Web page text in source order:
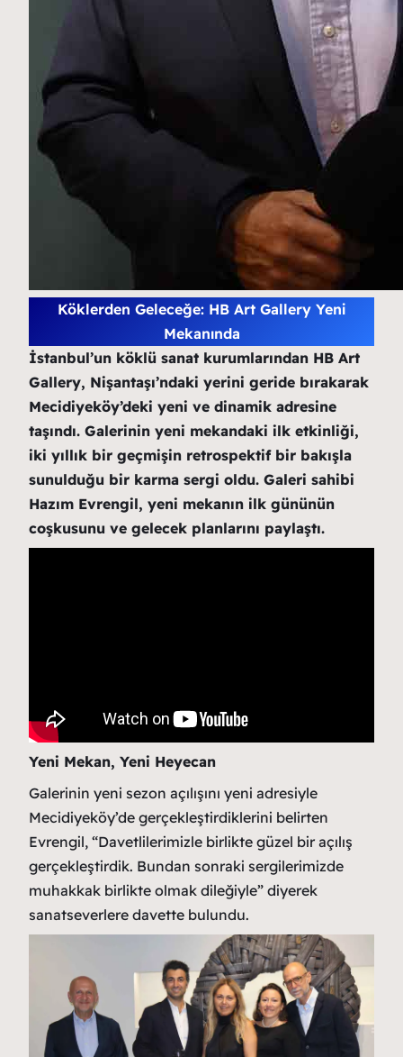
Köklerden Geleceğe: HB Art Gallery Yeni
Mekanında
İstanbul’un köklü sanat kurumlarından HB Art
Gallery, Nişantaşı’ndaki yerini geride bırakarak
Mecidiyeköy’deki yeni ve dinamik adresine
taşındı. Galerinin yeni mekandaki ilk etkinliği,
iki yıllık bir geçmişin retrospektif bir bakışla
sunulduğu bir karma sergi oldu. Galeri sahibi
Hazım Evrengil, yeni mekanın ilk gününün
coşkusunu ve gelecek planlarını paylaştı.
Yeni Mekan, Yeni Heyecan
Galerinin yeni sezon açılışını yeni adresiyle
Mecidiyeköy’de gerçekleştirdiklerini belirten
Evrengil, “Davetlilerimizle birlikte güzel bir açılış
gerçekleştirdik. Bundan sonraki sergilerimizde
muhakkak birlikte olmak dileğiyle” diyerek
sanatseverlere davette bulundu.